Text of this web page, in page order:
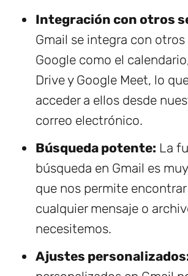
Integración con otros
Gmail se integra con
Google como el
Drive y Google Meet, lo
acceder a ellos desde
correo electrónico.
Búsqueda potente: La
búsqueda en Gmail es
que nos permite
cualquier mensaje o
necesitemos.
Ajustes